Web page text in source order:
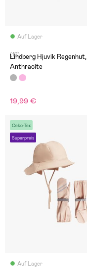
Auf Lager
(12)
Lindberg Hjuvik Regenhut,
Anthracite
19,99 €
Oeko-Tex
Superpreis
Auf Lager